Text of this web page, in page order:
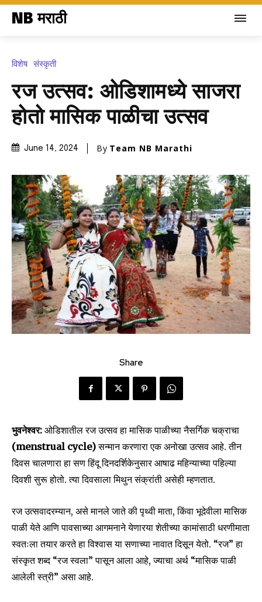
NB मराठी
विशेष संस्कृती
रज उत्सव: ओडिशामध्ये साजरा
होतो मासिक पाळीचा उत्सव
June 14, 2024 By Team NB Marathi
Share
भुवनेश्वर: ओडिशातील रज उत्सव हा मासिक पाळीच्या नैसर्गिक चक्राचा
(menstrual cycle)सन्मान करणारा एक अनोखा उत्सव आहे. तीन
दिवस चालणारा हा सण हिंदू दिनदर्शिकेनुसार आषाढ महिन्याच्या पहिल्या
दिवशी सुरू होतो. त्या दिवसाला मिथुन संक्रांती असेही म्हणतात.
रज उत्सवादरम्यान, असे मानले जाते की पृथ्वी माता, किंवा भूदेवीला मासिक
पाळी येते आणि पावसाच्या आगमनाने येणारया शेतीच्या कामांसाठी धरणीमाता
स्वतःला तयार करते हा विश्वास या सणाच्या नावात दिसून येतो. “रज” हा
संस्कृत शब्द “रज स्वला” पासून आला आहे, ज्याचा अर्थ “मासिक पाळी
आलेली स्त्री” असा आहे.